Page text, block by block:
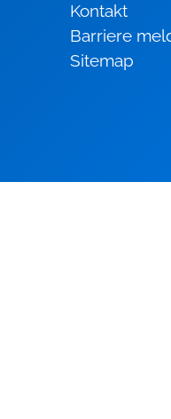
Kontakt
Barriere
Sitemap